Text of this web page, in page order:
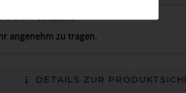
02.12.2018
angenehm zu tragen.
DETAILS ZUR